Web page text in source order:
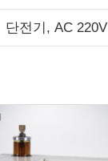
단전기, AC 220V